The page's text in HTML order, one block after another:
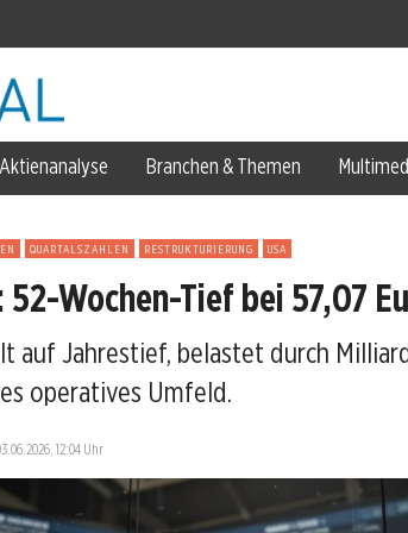
Aktienanalyse Branchen & Themen
QUARTALSZAHLEN RESTRUKTURIERUNG USA
52-Wochen-Tief bei 57,07
auf Jahrestief, belastet durch
operatives Umfeld.
12:04 Uhr